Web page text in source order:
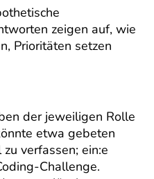
zeigen auf, wie
Prioritäten setzen
der jeweiligen Rolle
etwa gebeten
verfassen; ein:e
Challenge.